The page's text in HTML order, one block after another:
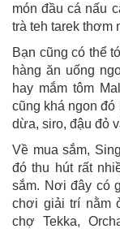
món đầu cá nấu
trà teh tarek thơm
Bạn cũng có thể
hàng ăn uống
hay mắm tôm
cũng khá ngon
dừa, siro, đậu đỏ
Về mua sắm,
đó thu hút rất
sắm. Nơi đây có
chơi giải trí nằm
chợ Tekka,